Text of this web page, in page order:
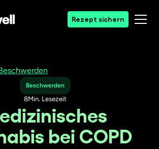
Rezept sichern
Beschwerden
8Min. Lesezeit
bei COPD